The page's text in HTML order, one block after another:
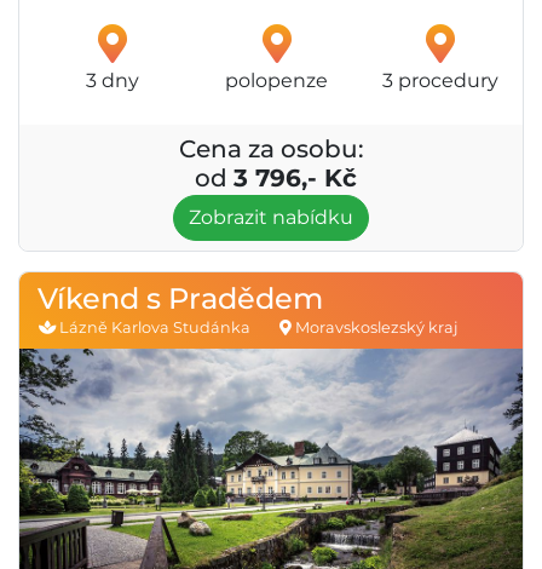
3 dny polopenze 3 procedury
Cena za osobu:
od 3 796,- Kč
Zobrazit nabídku
Víkend s Pradědem
Lázně Karlova Studánka Moravskoslezský kraj